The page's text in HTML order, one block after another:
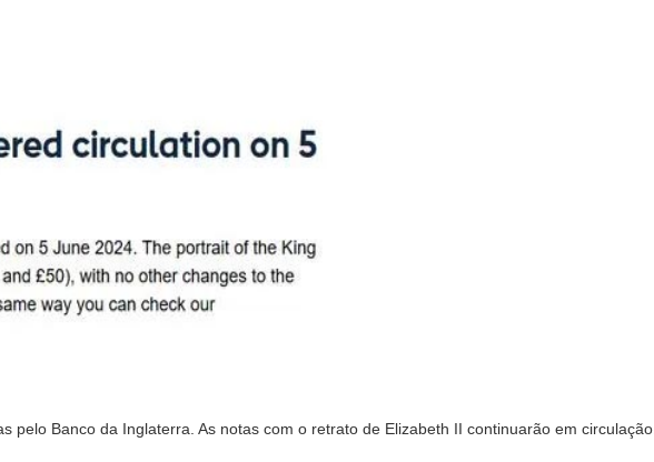
Banco da Inglaterra. As notas com o retrato de Elizabeth II continuarão em circulação.